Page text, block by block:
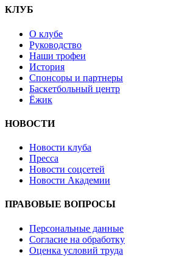
КЛУБ
О клубе
Руководство
Наши трофеи
История
Спонсоры и партнеры
Баскетбольный центр
Ёжик
НОВОСТИ
Новости клуба
Пресса
Новости соцсетей
Новости Академии
ПРАВОВЫЕ ВОПРОСЫ
Персональные данные
Согласие на обработку
Оценка условий труда